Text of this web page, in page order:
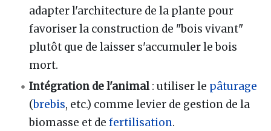
adapter l'architecture de la plante pour
favoriser la construction de "bois vivant"
plutôt que de laisser s'accumuler le bois
mort.
Intégration de l'animal: utiliser le pâturage
(brebis, etc.) comme levier de gestion de la
biomasse et defertilisation.